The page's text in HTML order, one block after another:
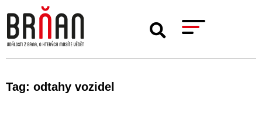
Tag: odtahy vozidel